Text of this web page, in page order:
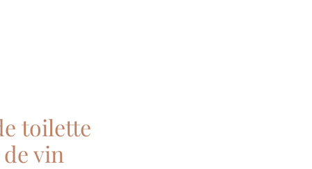
toilette
vin